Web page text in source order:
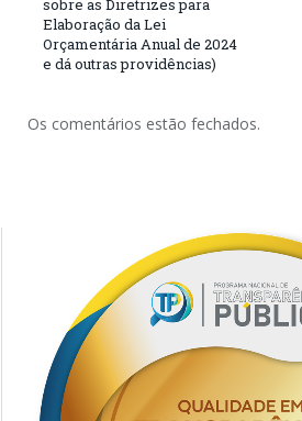
sobre as Diretrizes para
Elaboração da Lei
Orçamentária Anual de 2024
e dá outras providências)
Os comentários estão fechados.